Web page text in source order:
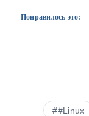
Понравилось это:
#Linux